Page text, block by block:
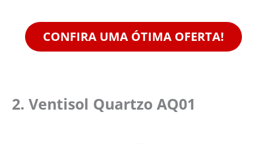
CONFIRA UMA ÓTIMA OFERTA!
2. Ventisol Quartzo AQ01